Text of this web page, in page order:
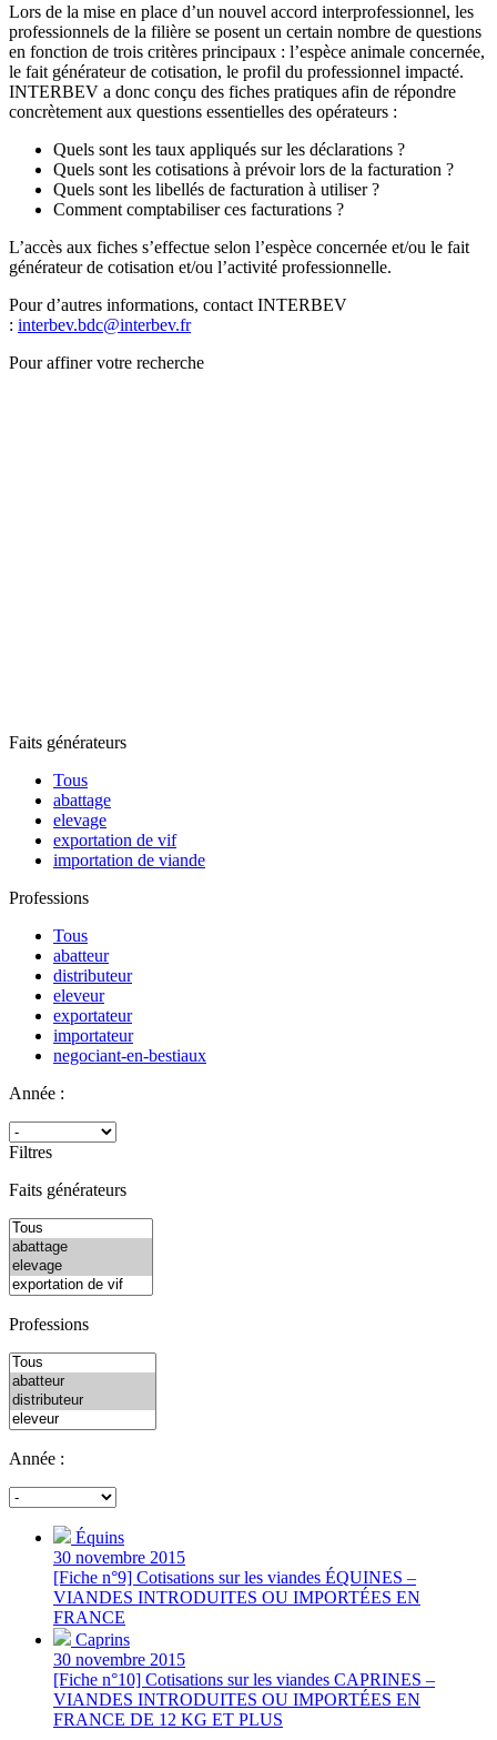
Lors de la mise en place d’un nouvel accord interprofessionnel, les
professionnels de la filière se posent un certain nombre de questions
en fonction de trois critères principaux : l’espèce animale concernée,
le fait générateur de cotisation, le profil du professionnel impacté.
INTERBEV a donc conçu des fiches pratiques afin de répondre
concrètement aux questions essentielles des opérateurs :
Quels sont les taux appliqués sur les déclarations ?
Quels sont les cotisations à prévoir lors de la facturation ?
Quels sont les libellés de facturation à utiliser ?
Comment comptabiliser ces facturations ?
L’accès aux fiches s’effectue selon l’espèce concernée et/ou le fait
générateur de cotisation et/ou l’activité professionnelle.
Pour d’autres informations, contact INTERBEV
: interbev.bdc@interbev.fr
Pour affiner votre recherche
Faits générateurs
Tous
abattage
elevage
exportation de vif
importation de viande
Professions
Tous
abatteur
distributeur
eleveur
exportateur
importateur
negociant-en-bestiaux
Année :
Filtres
Faits générateurs
Professions
Année :
Équins
30 novembre 2015
[Fiche n°9] Cotisations sur les viandes ÉQUINES –
VIANDES INTRODUITES OU IMPORTÉES EN
FRANCE
Caprins
30 novembre 2015
[Fiche n°10] Cotisations sur les viandes CAPRINES –
VIANDES INTRODUITES OU IMPORTÉES EN
FRANCE DE 12 KG ET PLUS